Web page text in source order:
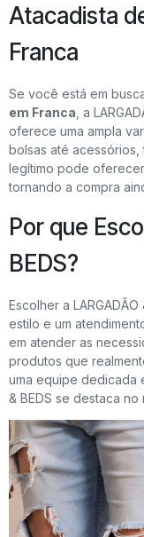
Atacadista
Franca
Se você está em
em Franca , a
oferece uma ampla
bolsas até
legítimo pode
tornando a compra
Por que
BEDS?
Escolher a
estilo e um
em atender as
produtos que
uma equipe dedicada
& BEDS se destaca no